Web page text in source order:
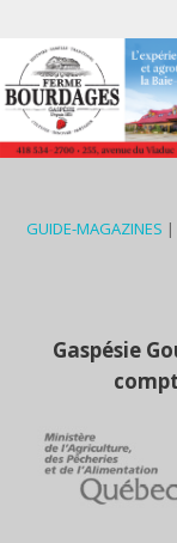
GUIDE-MAGAZINES |
Gaspésie